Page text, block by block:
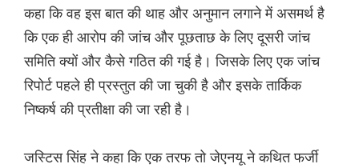
कहा कि वह इस बात की थाह और अनुमान लगाने में असमर्थ है
कि एक ही आरोप की जांच और पूछताछ के लिए दूसरी जांच
समिति क्यों और कैसे गठित की गई है। जिसके लिए एक जांच
रिपोर्ट पहले ही प्रस्तुत की जा चुकी है और इसके तार्किक
निष्कर्ष की प्रतीक्षा की जा रही है।
जस्टिस सिंह ने कहा कि एक तरफ तो जेएनयू ने कथित फर्जी